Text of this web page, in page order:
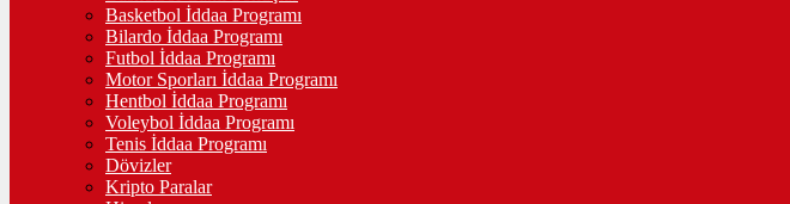
Basketbol İddaa Programı
Bilardo İddaa Programı
Futbol İddaa Programı
Motor Sporları İddaa Programı
Hentbol İddaa Programı
Voleybol İddaa Programı
Tenis İddaa Programı
Dövizler
Kripto Paralar